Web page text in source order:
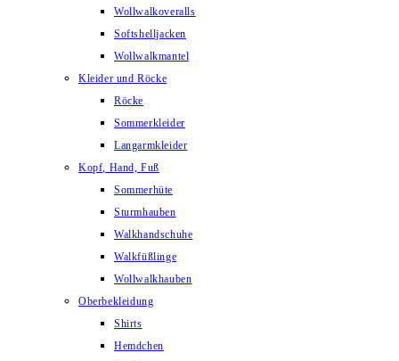
Wollwalkoveralls
Softshelljacken
Wollwalkmantel
Kleider und Röcke
Röcke
Sommerkleider
Langarmkleider
Kopf, Hand, Fuß
Sommerhüte
Sturmhauben
Walkhandschuhe
Walkfüßlinge
Wollwalkhauben
Oberbekleidung
Shirts
Hemdchen